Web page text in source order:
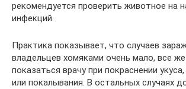
рекомендуется проверить животное на
инфекций.
Практика показывает, что случаев
владельцев хомяками очень мало, все
показаться врачу при покраснении
или покалывания. В остальных случаях